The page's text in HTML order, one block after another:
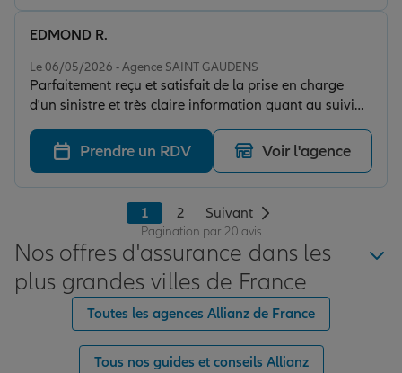
Le 06/05/2026 - Agence SAINT GAUDENS
Parfaitement reçu et satisfait de la prise en charge
d'un sinistre et très claire information quant au suivi
des réparations qui ont eu lieu dans de très bonnes
conditions. Il est évidemment rassurant d'avoir une
"assurance" qui vous garantit d'être "assuré"
EDMOND R.
Prendre un RDV Voir l'agence
1 2 Suivant
Pagination par 20 avis
Nos offres d'assurance dans les
plus grandes villes de France
Toutes les agences Allianz de France
Tous nos guides et conseils Allianz